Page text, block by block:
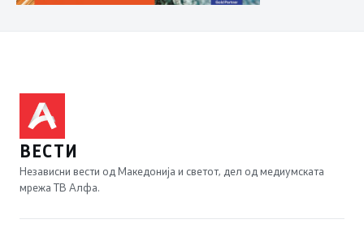
ВЕСТИ
Независни вести од Македонија и светот, дел од медиумската
мрежа ТВ Алфа.